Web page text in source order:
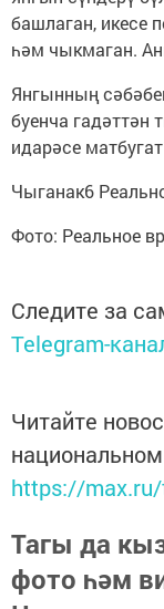
башлаган, икесе
һәм чыкмаган.
Янгынның
буенча
идарәсе
Чыганак6
Фото: Реальное
Следите за
Telegram-
Читайте
https://
Тагы да
фото һәм